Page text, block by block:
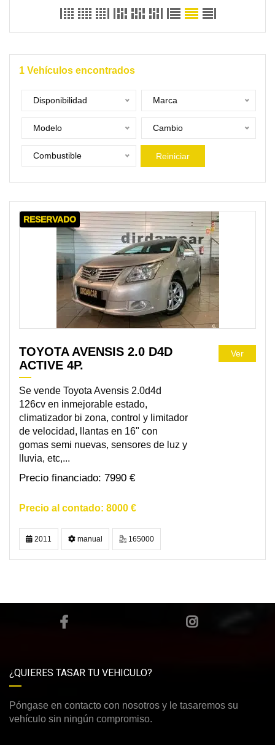
1 Vehículos encontrados
Disponibilidad Marca
Modelo Cambio
Combustible Reiniciar
RESERVADO
TOYOTA AVENSIS 2.0 D4D
ACTIVE 4P.
Se vende Toyota Avensis 2.0d4d
126cv en inmejorable estado,
climatizador bi zona, control y limitador
de velocidad, llantas en 16" con
gomas semi nuevas, sensores de luz y
lluvia, etc,...
7990 €
8000 €
Ver
2011 manual 165000
¿QUIERES TASAR TU VEHICULO?
Póngase en contacto con nosotros y le tasaremos su
vehículo sin ningún compromiso.